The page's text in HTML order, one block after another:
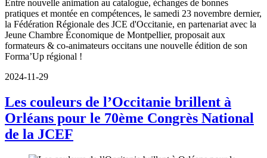
Entre nouvelle animation au catalogue, échanges de bonnes
pratiques et montée en compétences, le samedi 23 novembre dernier,
la Fédération Régionale des JCE d'Occitanie, en partenariat avec la
Jeune Chambre Économique de Montpellier, proposait aux
formateurs & co-animateurs occitans une nouvelle édition de son
Forma’Up régional !
2024-11-29
Les couleurs de l’Occitanie brillent à
Orléans pour le 70ème Congrès National
de la JCEF